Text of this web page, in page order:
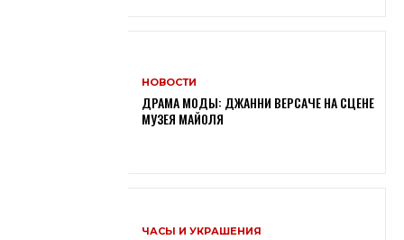
НОВОСТИ
ДРАМА МОДЫ: ДЖАННИ ВЕРСАЧЕ НА СЦЕНЕ
МУЗЕЯ МАЙОЛЯ
ЧАСЫ И УКРАШЕНИЯ